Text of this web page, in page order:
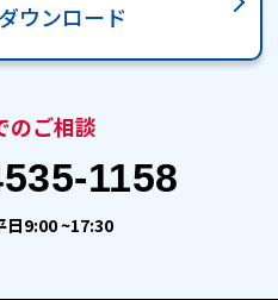
ウンロード
のご相談
1158
日9:00 ~17:30